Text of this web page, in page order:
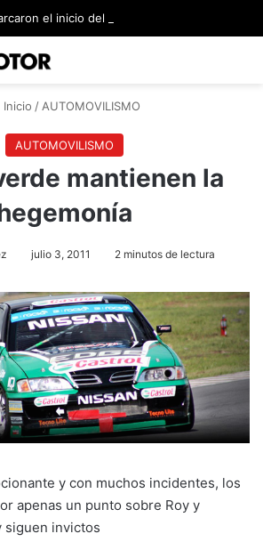
Inicio / AUTOMOVILISMO
AUTOMOVILISMO
mantienen la
julio 3, 2011 2 minutos de lectura
y con muchos incidentes, los
apenas un punto sobre Roy y
siguen invictos